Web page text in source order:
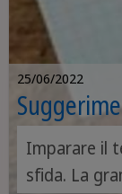
25/06/2022
Imparare il
sfida. La